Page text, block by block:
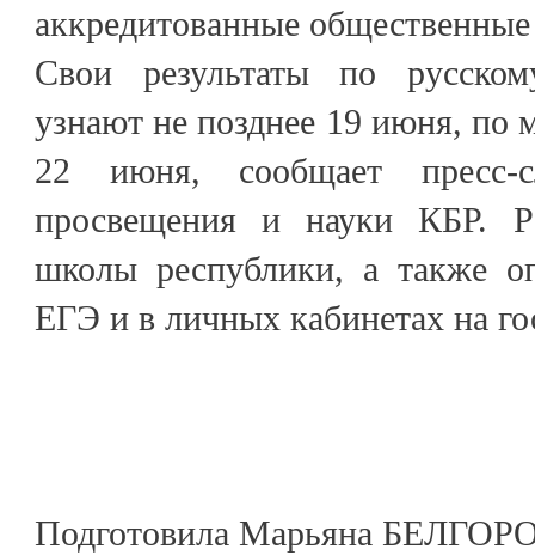
аккредитованные
Свои результаты по
узнают не позднее 19 июня, по
22 июня, сообщает пресс-
просвещения и науки КБР.
школы республики, а также
ЕГЭ и в личных кабинетах на
Подготовила Марьяна